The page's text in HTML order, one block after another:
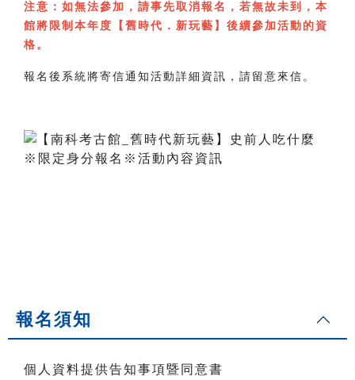
注意：如無法參加，請事先取消報名，若無故未到，本
館將限制本年度【舊時代．新玩藝】後續參加活動的資
格。
報名後系統將寄信通知活動詳細資訊，請留意來信。
報名須知
個人資料提供告知事項暨同意書